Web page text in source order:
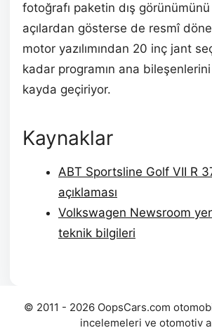
fotoğrafı paketin dış görünümünü
açılardan gösterse de resmî
motor yazılımından 20 inç jant
kadar programın ana
kayda geçiriyor.
Kaynaklar
ABT Sportsline Golf VII R
açıklaması
Volkswagen Newsroom
teknik bilgileri
© 2011 - 2026 OopsCars.com
incelemeleri ve otomotiv